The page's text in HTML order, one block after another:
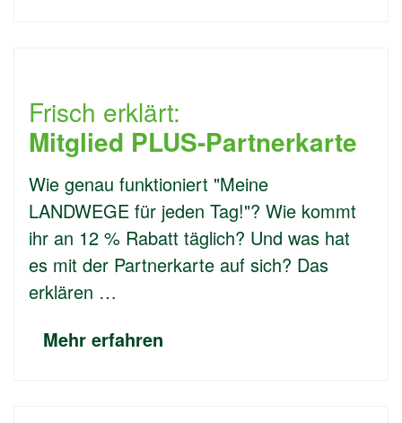
Frisch erklärt:
Mitglied PLUS-Partnerkarte
Wie genau funktioniert "Meine
LANDWEGE für jeden Tag!"? Wie kommt
ihr an 12 % Rabatt täglich? Und was hat
es mit der Partnerkarte auf sich? Das
erklären …
Mehr erfahren